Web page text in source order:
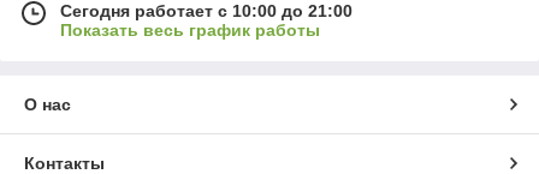
Сегодня работает с 10:00 до 21:00
Показать весь график работы
О нас
Контакты